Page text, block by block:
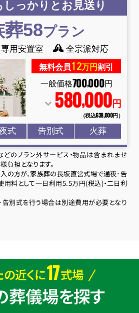
しっかりとお見送り
葬58プラン
専用安置室 全宗派対応
無料会員12万円割引
一般価格700,000円
580,000円
（税込638,000円）
式 告別式 火葬
のプラン外サービス・物品は含まれませ
負担となります。
の方が、家族葬の長坂直営式場で通夜･告
用料として一日利用5.5万円(税込)・二日利
別式を行う場合は別途費用が必要となり
近くに17式場
葬儀場を探す